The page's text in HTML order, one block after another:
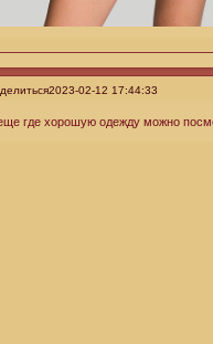
2023-02-12 17:44:33
где хорошую одежду можно